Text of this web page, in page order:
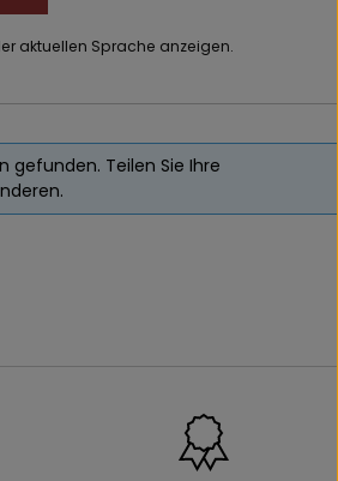
aktuellen Sprache anzeigen.
gefunden. Teilen Sie Ihre